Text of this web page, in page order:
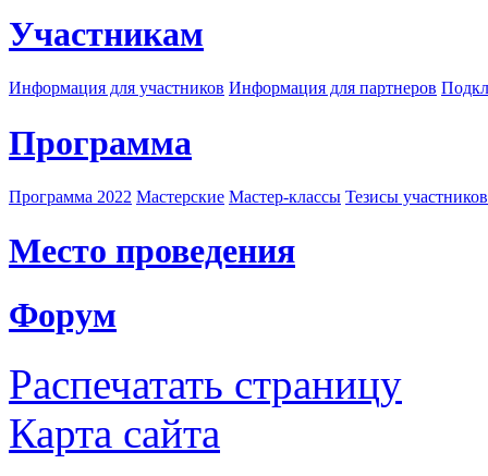
Участникам
Информация для участников Информация для партнеров
Программа
Программа 2022 Мастерские Мастер-классы Тезисы
Место проведения
Форум
Распечатать страницу
Карта сайта